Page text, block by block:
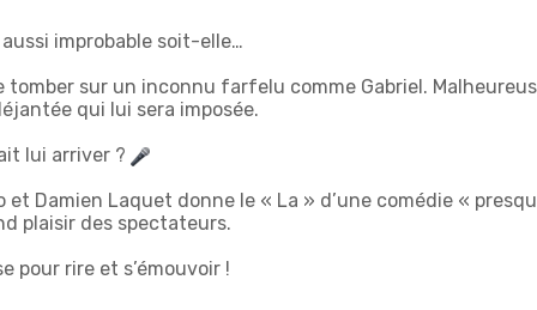
improbable soit-elle…
tomber sur un inconnu farfelu comme Gabriel.
qui lui sera imposée.
lui arriver ?
Damien Laquet donne le « La » d’une comédie «
plaisir des spectateurs.
pour rire et s’émouvoir !